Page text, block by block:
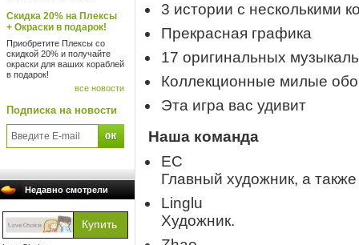
Скидка 20% на Плексы
+ Окраски в подарок!
Приобретите Плексы со
скидкой 20% и получайте
окраски для ваших кораблей
в подарок!
все новости
Подписка на новости
Недавно смотрели
3 истории с несколькими
Прекрасная графика
17 оригинальных
Коллекционные милые
Эта игра вас удивит
Наша команда
EC
Главный художник, а
Linglu
Художник.